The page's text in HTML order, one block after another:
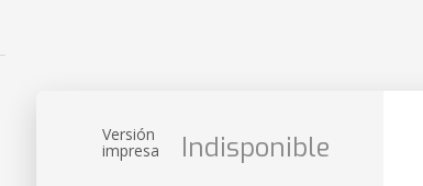
Versión
impresa Indisponible